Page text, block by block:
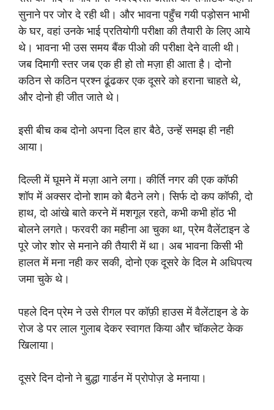
सुनाने पर जोर दे रही थी। और भावना पहुँच गयी पड़ोसन भाभी
के घर, वहां उनके भाई प्रतियोगी परीक्षा की तैयारी के लिए आये
थे। भावना भी उस समय बैंक पीओ की परीक्षा देने वाली थी।
जब दिमागी स्तर जब एक ही हो तो मज़ा ही आता है। दोनो
कठिन से कठिन प्रश्न ढूंढकर एक दूसरे को हराना चाहते थे,
और दोनो ही जीत जाते थे।
इसी बीच कब दोनो अपना दिल हार बैठे, उन्हें समझ ही नही
आया।
दिल्ली में घूमने में मज़ा आने लगा। कीर्ति नगर की एक कॉफी
शॉप में अक्सर दोनो शाम को बैठने लगे। सिर्फ दो कप कॉफी, दो
हाथ, दो आंखे बाते करने में मशगूल रहते, कभी कभी होंठ भी
बोलने लगते। फरवरी का महीना आ चुका था, प्रेम वैलेंटाइन डे
पूरे जोर शोर से मनाने की तैयारी में था। अब भावना किसी भी
हालत में मना नही कर सकी, दोनो एक दूसरे के दिल मे अधिपत्य
जमा चुके थे।
पहले दिन प्रेम ने उसे रीगल पर कॉफ़ी हाउस में वैलेंटाइन डे के
रोज डे पर लाल गुलाब देकर स्वागत किया और चॉकलेट केक
खिलाया।
दूसरे दिन दोनो ने बुद्धा गार्डन में प्रोपोज़ डे मनाया।